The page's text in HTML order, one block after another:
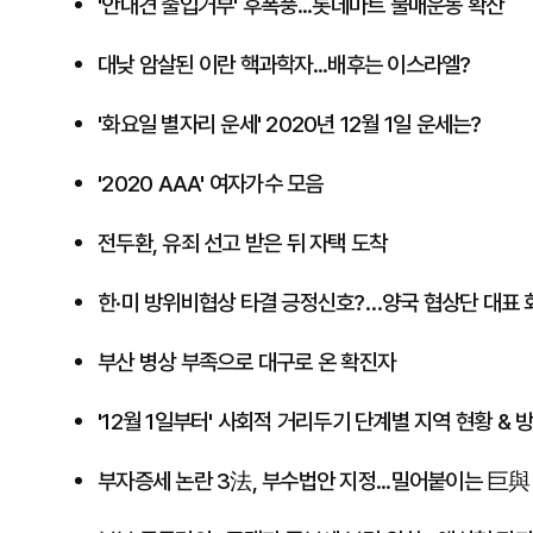
대낮 암살된 이란 핵과학자...배후는 이스라엘?
'화요일 별자리 운세' 2020년 12월 1일 운세는?
'2020 AAA' 여자가수 모음
전두환, 유죄 선고 받은 뒤 자택 도착
한·미 방위비협상 타결 긍정신호?…양국 협상단 대표
부산 병상 부족으로 대구로 온 확진자
'12월 1일부터' 사회적 거리두기 단계별 지역 현황 &
부자증세 논란 3法, 부수법안 지정...밀어붙이는 巨與